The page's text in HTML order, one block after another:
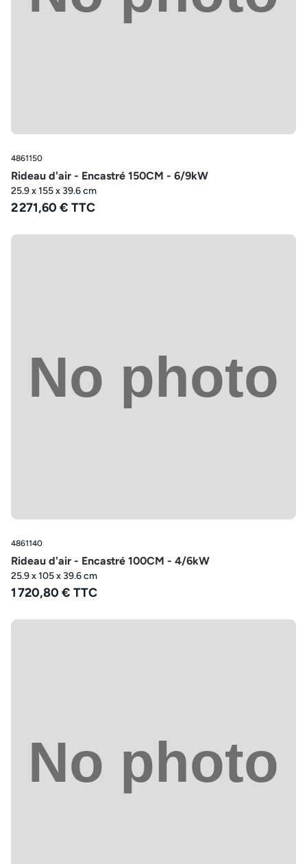
4861150
Rideau d'air - Encastré 150CM - 6/9kW
25.9 x 155 x 39.6 cm
2 271,60 € TTC
4861140
Rideau d'air - Encastré 100CM - 4/6kW
25.9 x 105 x 39.6 cm
1 720,80 € TTC